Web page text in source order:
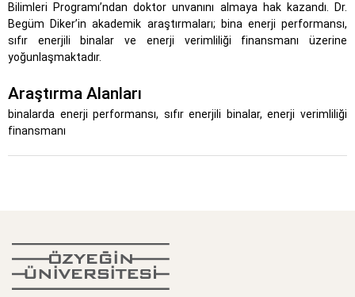
Bilimleri Programı’ndan doktor unvanını almaya hak kazandı. Dr.
Begüm Diker’in akademik araştırmaları; bina enerji performansı,
sıfır enerjili binalar ve enerji verimliliği finansmanı üzerine
yoğunlaşmaktadır.
Araştırma Alanları
binalarda enerji performansı, sıfır enerjili binalar, enerji verimliliği
finansmanı